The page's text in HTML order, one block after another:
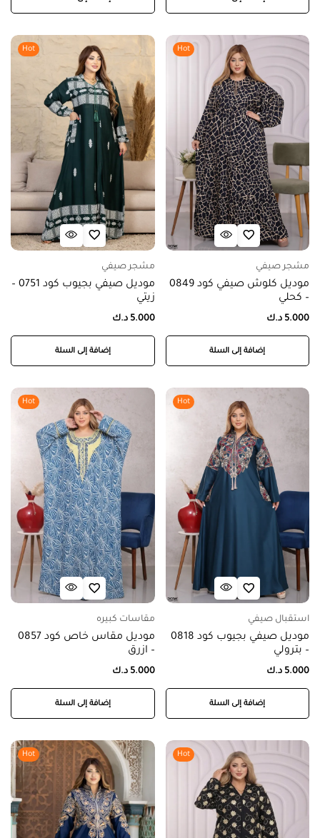
Hot
مشجر صيفي
موديل كلوش صيفي كود 0849
– كحلي
5.000 د.ك
إضافة إلى السلة
Hot
مشجر صيفي
موديل صيفي بجيوب كود 0751 –
زيتي
5.000 د.ك
إضافة إلى السلة
Hot
استقبال صيفي
موديل صيفي بجيوب كود 0818
– بترولي
5.000 د.ك
إضافة إلى السلة
Hot
مقاسات كبيره
موديل مقاس خاص كود 0857
– ازرق
5.000 د.ك
إضافة إلى السلة
Hot
Hot